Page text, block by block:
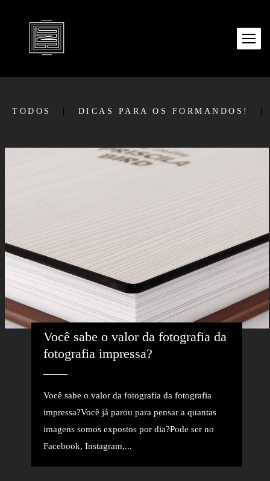
TODOS DICAS PARA OS FORMANDOS!
Você sabe o valor da fotografia da
fotografia impressa?
Você sabe o valor da fotografia da fotografia
impressa?Você já parou para pensar a quantas
imagens somos expostos por dia?Pode ser no
Facebook, Instagram,...